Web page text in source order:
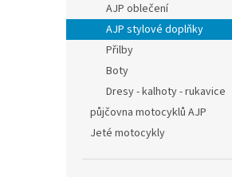
a
n
AJP oblečení
AJP stylové doplňky
Přilby
Boty
Dresy - kalhoty - rukavice
půjčovna motocyklů AJP
Jeté motocykly